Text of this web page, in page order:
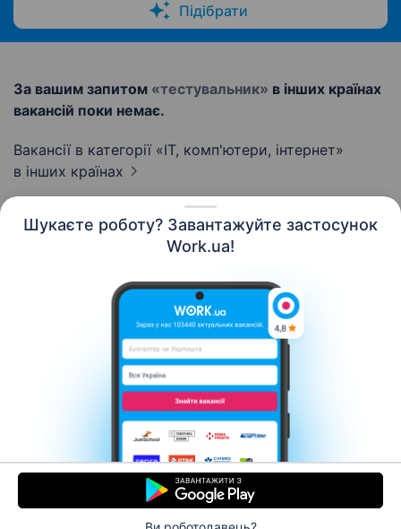
Шукаєте роботу? Завантажуйте застосунок
Work.ua!
Підібрати
За вашим запитом «тестувальник» в інших країнах
вакансій поки немає.
Вакансії в категорії «IT, комп'ютери, інтернет»
в інших країнах
Контакти Про нас
Кар’єра
Допомога Умови використання